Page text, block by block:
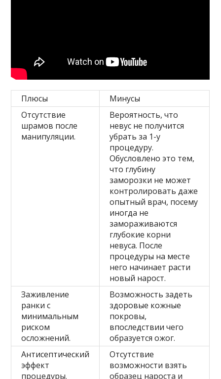
Плюсы
Минусы
Отсутствие
шрамов после
манипуляции.
Вероятность, что
невус не получится
убрать за 1-у
процедуру.
Обусловлено это тем,
что глубину
заморозки не может
контролировать даже
опытный врач, посему
иногда не
замораживаются
глубокие корни
невуса. После
процедуры на месте
него начинает расти
новый нарост.
Заживление
ранки с
минимальным
риском
осложнений.
Возможность задеть
здоровые кожные
покровы,
впоследствии чего
образуется ожог.
Антисептический
эффект
процедуры.
Отсутствие
возможности взять
образец нароста и